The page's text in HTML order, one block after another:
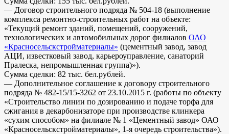
— Договор строительного подряда № 504-18 (выполнение
комплекса ремонтно-строительных работ на объекте:
«Текущий ремонт зданий, помещений, сооружений,
технологических и автомобильных дорог филиалов ОАО
«Красносельскстройматериалы» (цементный завод, завод
АЦИ, известковый завод, карьероуправление, санаторий
Пралеска, непромышленная группа)»).
Сумма сделки: 82 тыс. бел.рублей.
— Дополнительное соглашение к договору строительного
подряда № 482-15/15-3262 от 23.10.2015 г. (работы по объекту
«Строительство линии по дозированию и подаче торфа для
сжигания в декарбонизаторе при производстве клинкера
«сухим способом» на филиале № 1 «Цементный завод» ОАО
«Красносельскстройматериалы», 1-я очередь строительства»).